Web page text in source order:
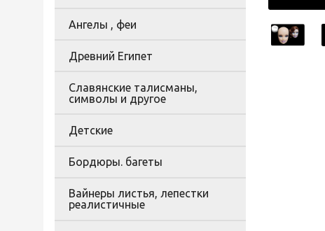
Ангелы , феи
Древний Египет
Славянские талисманы,
символы и другое
Детские
Бордюры. багеты
Вайнеры листья, лепестки
реалистичные